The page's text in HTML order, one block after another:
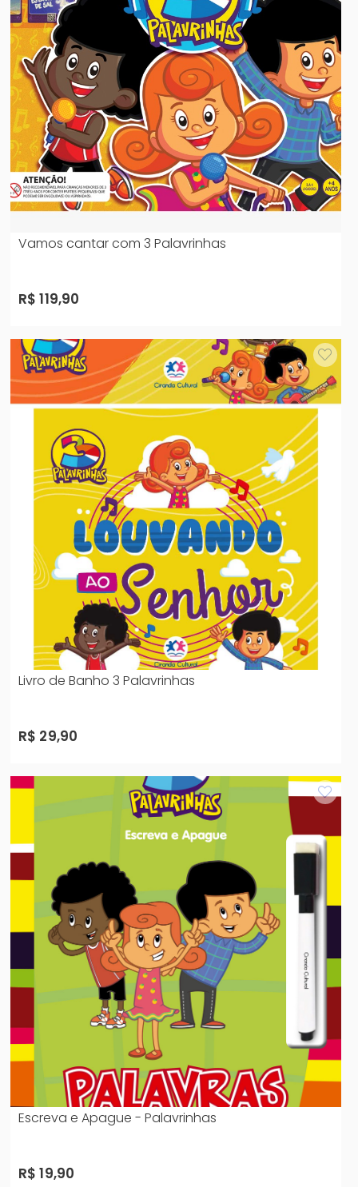
Vamos cantar com 3 Palavrinhas
R$ 119,90
Livro de Banho 3 Palavrinhas
R$ 29,90
Escreva e Apague - Palavrinhas
R$ 19,90